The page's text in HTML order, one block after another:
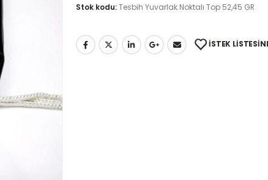
Stok kodu:Tesbih Yuvarlak Noktalı Top 52,45 GR
İSTEK